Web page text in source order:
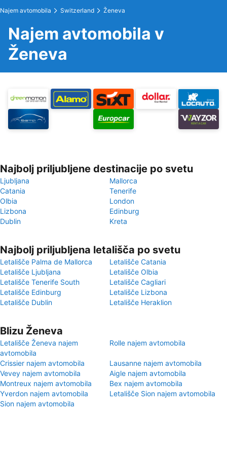
Najem avtomobila Switzerland Ženeva
Najem avtomobila v
Ženeva
Najbolj priljubljene destinacije po svetu
Ljubljana
Mallorca
Catania
Tenerife
Olbia
London
Lizbona
Edinburg
Dublin
Kreta
Najbolj priljubljena letališča po svetu
Letališče Palma de Mallorca
Letališče Catania
Letališče Ljubljana
Letališče Olbia
Letališče Tenerife South
Letališče Cagliari
Letališče Edinburg
Letališče Lizbona
Letališče Dublin
Letališče Heraklion
Blizu Ženeva
Letališče Ženeva najem
avtomobila
Rolle najem avtomobila
Crissier najem avtomobila
Lausanne najem avtomobila
Vevey najem avtomobila
Aigle najem avtomobila
Montreux najem avtomobila
Bex najem avtomobila
Yverdon najem avtomobila
Letališče Sion najem avtomobila
Sion najem avtomobila